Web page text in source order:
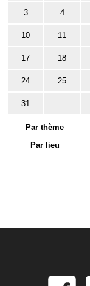
3 4
10 11
17 18
24 25
31
Par thème
Par lieu